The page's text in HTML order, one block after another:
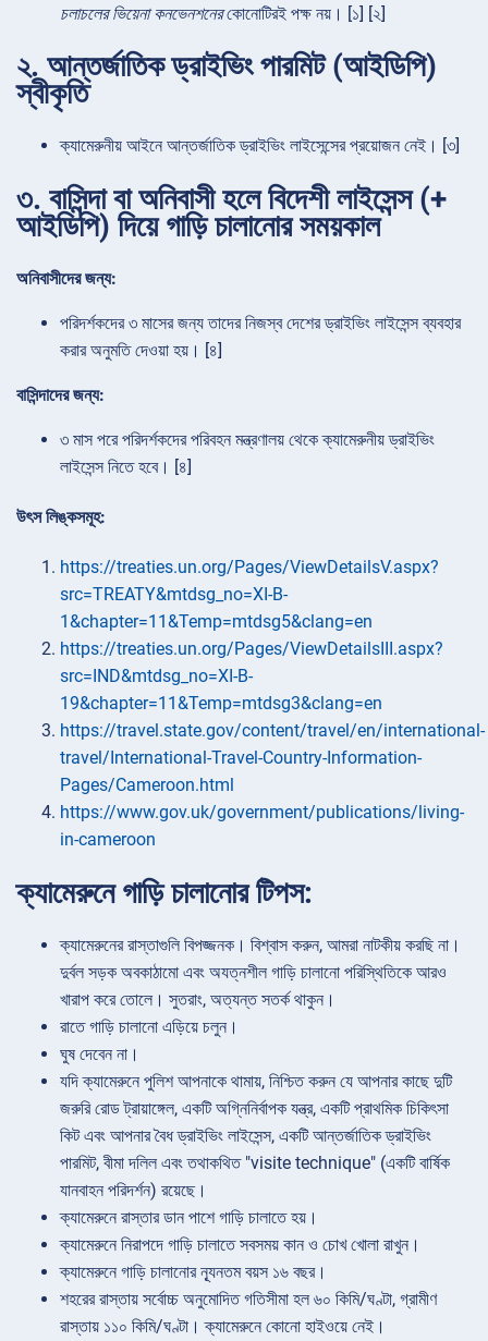
চলাচলের ভিয়েনা কনভেনশনেরকোনোটিরই পক্ষ নয়। [১] [২]
২. আন্তর্জাতিক ড্রাইভিং পারমিট (আইডিপি)
স্বীকৃতি
ক্যামেরুনীয় আইনে আন্তর্জাতিক ড্রাইভিং লাইসেন্সের প্রয়োজন নেই। [৩]
৩. বাসিন্দা বা অনিবাসী হলে বিদেশী লাইসেন্স (+
আইডিপি) দিয়ে গাড়ি চালানোর সময়কাল
অনিবাসীদের জন্য:
পরিদর্শকদের ৩ মাসের জন্য তাদের নিজস্ব দেশের ড্রাইভিং লাইসেন্স ব্যবহার
করার অনুমতি দেওয়া হয়। [৪]
বাসিন্দাদের জন্য:
৩ মাস পরে পরিদর্শকদের পরিবহন মন্ত্রণালয় থেকে ক্যামেরুনীয় ড্রাইভিং
লাইসেন্স নিতে হবে। [৪]
উৎস লিঙ্কসমূহ:
https://treaties.un.org/Pages/ViewDetailsV.aspx?
src=TREATY&mtdsg_no=XI-B-
1&chapter=11&Temp=mtdsg5&clang=en
https://treaties.un.org/Pages/ViewDetailsIII.aspx?
src=IND&mtdsg_no=XI-B-
19&chapter=11&Temp=mtdsg3&clang=en
https://travel.state.gov/content/travel/en/international-
travel/International-Travel-Country-Information-
Pages/Cameroon.html
https://www.gov.uk/government/publications/living-
in-cameroon
ক্যামেরুনে গাড়ি চালানোর টিপস:
ক্যামেরুনের রাস্তাগুলি বিপজ্জনক। বিশ্বাস করুন, আমরা নাটকীয় করছি না।
দুর্বল সড়ক অবকাঠামো এবং অযত্নশীল গাড়ি চালানো পরিস্থিতিকে আরও
খারাপ করে তোলে। সুতরাং, অত্যন্ত সতর্ক থাকুন।
রাতে গাড়ি চালানো এড়িয়ে চলুন।
ঘুষ দেবেন না।
যদি ক্যামেরুনে পুলিশ আপনাকে থামায়, নিশ্চিত করুন যে আপনার কাছে দুটি
জরুরি রোড ট্রায়াঙ্গেল, একটি অগ্নিনির্বাপক যন্ত্র, একটি প্রাথমিক চিকিৎসা
কিট এবং আপনার বৈধ ড্রাইভিং লাইসেন্স, একটি আন্তর্জাতিক ড্রাইভিং
পারমিট, বীমা দলিল এবং তথাকথিত "visite technique" (একটি বার্ষিক
যানবাহন পরিদর্শন) রয়েছে।
ক্যামেরুনে রাস্তার ডান পাশে গাড়ি চালাতে হয়।
ক্যামেরুনে নিরাপদে গাড়ি চালাতে সবসময় কান ও চোখ খোলা রাখুন।
ক্যামেরুনে গাড়ি চালানোর ন্যূনতম বয়স ১৬ বছর।
শহরের রাস্তায় সর্বোচ্চ অনুমোদিত গতিসীমা হল ৬০ কিমি/ঘণ্টা, গ্রামীণ
রাস্তায় ১১০ কিমি/ঘণ্টা। ক্যামেরুনে কোনো হাইওয়ে নেই।